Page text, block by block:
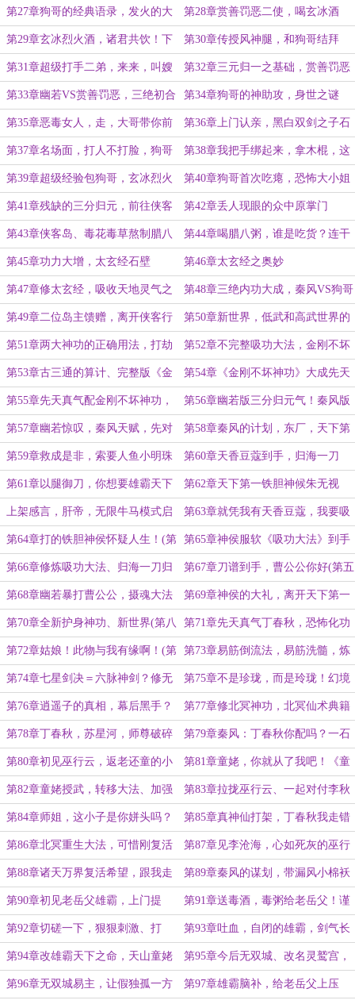
肋？
第27章狗哥的经典语录，发火的大
小姐
第28章赏善罚恶二使，喝玄冰酒
第29章玄冰烈火酒，诸君共饮！下
傻赏善罚恶二使
第30章传授风神腿，和狗哥结拜
第31章超级打手二弟，来来，叫嫂
子！
第32章三元归一之基础，赏善罚恶
令
第33章幽若VS赏善罚恶，三绝初合 第34章狗哥的神助攻，身世之谜
第35章恶毒女人，走，大哥带你前
去认亲！
第36章上门认亲，黑白双剑之子石
破天
第37章名场面，打人不打脸，狗哥
专打脸
第38章我把手绑起来，拿木棍，这
就伤不到你了！
第39章超级经验包狗哥，玄冰烈火
泡蛇胆酒
第40章狗哥首次吃瘪，恐怖大小姐
第41章残缺的三分归元，前往侠客
岛
第42章丢人现眼的众中原掌门
第43章侠客岛、毒花毒草熬制腊八
粥
第44章喝腊八粥，谁是吃货？连干
七碗
第45章功力大增，太玄经石壁 第46章太玄经之奥妙
第47章修太玄经，吸收天地灵气之
法
第48章三绝内功大成，秦风VS狗哥
第49章二位岛主馈赠，离开侠客行 第50章新世界，低武和高武世界的
区别
第51章两大神功的正确用法，打劫
成事非
第52章不完整吸功大法，金刚不坏
神功在哪？
第53章古三通的算计、完整版《金
刚不坏神功》
第54章《金刚不坏神功》大成先天
罡气！
第55章先天真气配金刚不坏神功，
超赛变身？
第56章幽若版三分归元气！秦风版
螺旋气劲！
第57章幽若惊叹，秦风天赋，先对
付铁胆神侯
第58章秦风的计划，东厂，天下第
一庄
第59章救成是非，索要人鱼小明珠 第60章天香豆蔻到手，归海一刀
第61章以腿御刀，你想要雄霸天下
吗？
第62章天下第一铁胆神候朱无视
上架感言，肝帝，无限牛马模式启
动
第63章就凭我有天香豆蔻，我要吸
功大法(第一更求首订)
第64章打的铁胆神侯怀疑人生！(第
二更求首订！月票！)
第65章神侯服软《吸功大法》到手
(第三更求首订！月票！)
第66章修炼吸功大法、归海一刀归
来(第四更求首订！月票！)
第67章刀谱到手，曹公公你好(第五
更求首订！月票！)
第68章幽若暴打曹公公，摄魂大法
之威(第六更求首订！求月票！)
第69章神侯的大礼，离开天下第一
(第七更求首订！求月票！)
第70章全新护身神功、新世界(第八
更求首订！求月票！)
第71章先天真气丁春秋，恐怖化功
大法(第九更求首订！求月票！)
第72章姑娘！此物与我有缘啊！(第
十更求首订！求月票！)
第73章易筋倒流法，易筋洗髓，炼
化百毒(今日第一更，求订阅)
第74章七星剑决＝六脉神剑？修无
形剑气(第二更，求订阅)
第75章不是珍珑，而是玲珑！幻境
(第三更，求订阅、求月票)
第76章逍遥子的真相，幕后黑手？
(第四章求订阅！月票！)
第77章修北冥神功，北冥仙术典籍
(第五章求月票、订阅)
第78章丁春秋，苏星河，师尊破碎
虚空而去！(第六章求订阅月票)
第79章秦风：丁春秋你配吗？一石
二鸟之计(求订阅、月票)
第80章初见巫行云，返老还童的小
萝莉
第81章童姥，你就从了我吧！《童
姥心经》=《葵花宝典》
第82章童姥授武，转移大法、加强
版生死符
第83章拉拢巫行云、一起对付李秋
水
第84章师姐，这小子是你姘头吗？
金身的另一个用法
第85章真神仙打架，丁春秋我走错
片场了？
第86章北冥重生大法，可惜刚复活
又要死
第87章见李沧海，心如死灰的巫行
云
第88章诸天万界复活希望，跟我走
吧！童姥卖身契
第89章秦风的谋划，带漏风小棉袄
回家
第90章初见老岳父雄霸，上门提
亲，略备薄礼
第91章送毒酒，毒粥给老岳父！谨
慎的雄霸
第92章切磋一下，狠狠刺激、打
击，挑衅老岳父
第93章吐血，自闭的雄霸，剑气长
河！
第94章改雄霸天下之命，天山童姥
开始行动
第95章今后无双城、改名灵鹫宫，
创天山六阳掌
第96章无双城易主，让假独孤一方 第97章雄霸脑补，给老岳父上压